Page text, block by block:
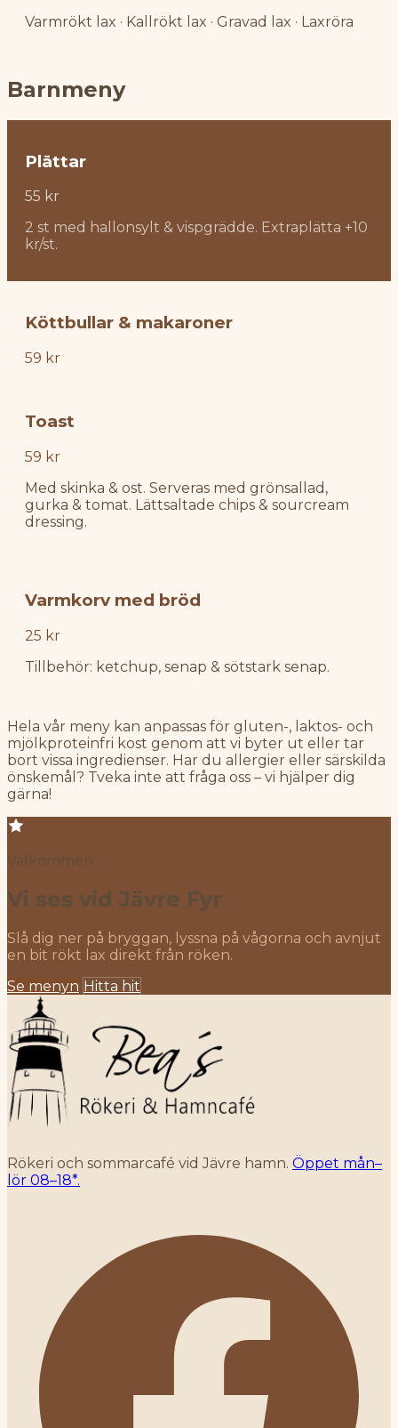
Varmrökt lax · Kallrökt lax · Gravad lax · Laxröra
Barnmeny
Plättar
55 kr
2 st med hallonsylt & vispgrädde. Extraplätta +10
kr/st.
Köttbullar & makaroner
59 kr
Toast
59 kr
Med skinka & ost. Serveras med grönsallad,
gurka & tomat. Lättsaltade chips & sourcream
dressing.
Varmkorv med bröd
25 kr
Tillbehör: ketchup, senap & sötstark senap.
Hela vår meny kan anpassas för gluten-, laktos- och
mjölkproteinfri kost genom att vi byter ut eller tar
bort vissa ingredienser. Har du allergier eller särskilda
önskemål? Tveka inte att fråga oss – vi hjälper dig
gärna!
Välkommen
Vi ses vid Jävre Fyr
Slå dig ner på bryggan, lyssna på vågorna och avnjut
en bit rökt lax direkt från röken.
Se menyn Hitta hit
Rökeri och sommarcafé vid Jävre hamn. Öppet mån–
lör 08–18*.